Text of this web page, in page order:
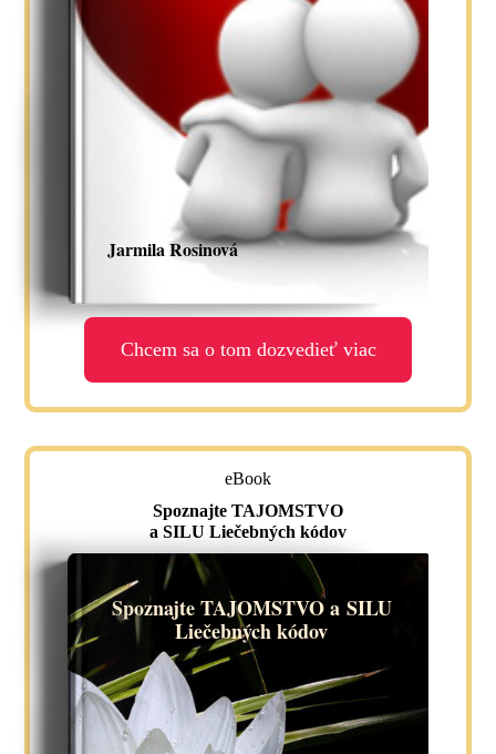
Jarmila Rosinová
Chcem sa o tom dozvedieť viac
eBook
Spoznajte TAJOMSTVO
a SILU Liečebných kódov
Spoznajte TAJOMSTVO a SILU
Liečebných kódov